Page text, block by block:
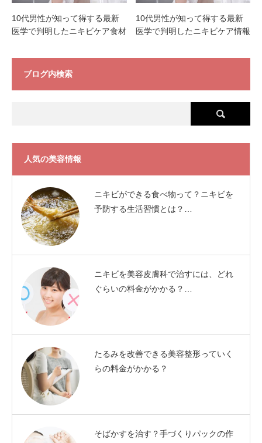
10代男性が知って得する最新
医学で判明したニキビケア食材
10代男性が知って得する最新
医学で判明したニキビケア情報
ブログ内検索
人気の美容情報
ニキビができる食べ物って？ニキビを
予防する生活習慣とは？…
ニキビを美容皮膚科で治すには、どれ
ぐらいの料金がかかる？…
たるみを改善できる美容整形っていく
らの料金がかかる？
そばかすを治す？手づくりパックの作